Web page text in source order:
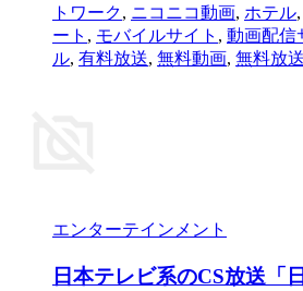
トワーク, ニコニコ動画, ホテル,
ート , モバイルサイト , 動画配信
ル, 有料放送, 無料動画, 無料放送
エンターテインメント
日本テレビ系のCS放送「